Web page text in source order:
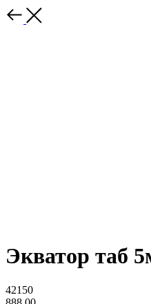
Экватор таб
42150